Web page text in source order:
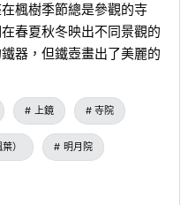
楓樹季節總是參觀的寺
春夏秋冬映出不同景觀的
器，但鐵壺畫出了美麗的
上鏡 寺院
） 明月院